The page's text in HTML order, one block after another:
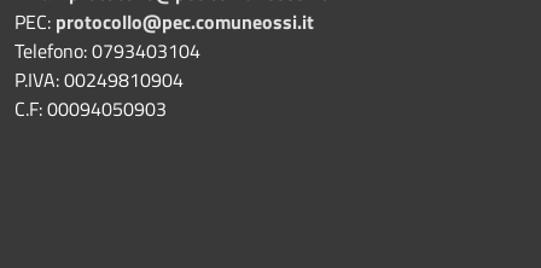
PEC: protocollo@pec.comuneossi.it
Telefono: 0793403104
P.IVA: 00249810904
C.F: 00094050903